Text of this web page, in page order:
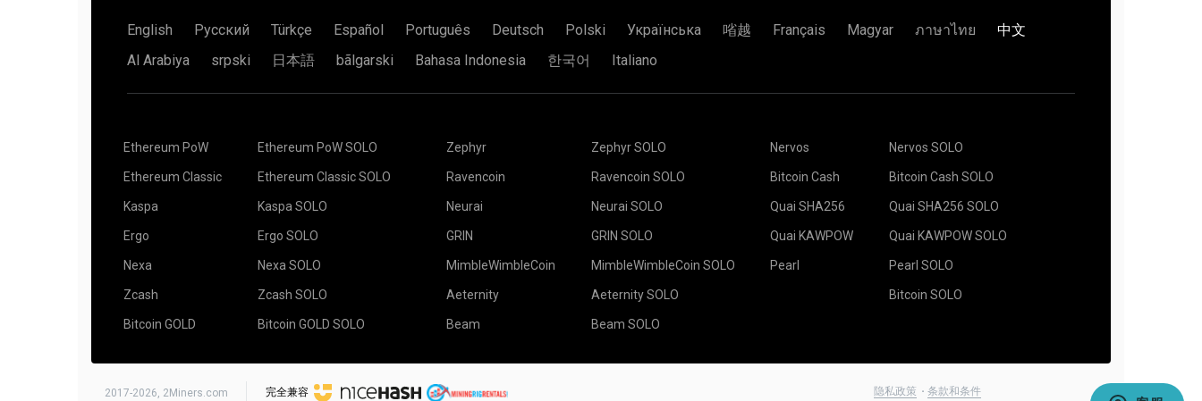
English Русский Türkçe Español Português Deutsch Polski Українська 㗂越 Français Magyar ภาษาไทย
中文
Al Arabiya
srpski 日本語 bãlgarski Bahasa Indonesia 한국어 Italiano
Ethereum PoW
Ethereum Classic
Kaspa
Ergo
Nexa
Zcash
Bitcoin GOLD
Ethereum PoW SOLO
Ethereum Classic SOLO
Kaspa SOLO
Ergo SOLO
Nexa SOLO
Zcash SOLO
Bitcoin GOLD SOLO
Zephyr
Ravencoin
Neurai
GRIN
MimbleWimbleCoin
Aeternity
Beam
Zephyr SOLO
Ravencoin SOLO
Neurai SOLO
GRIN SOLO
MimbleWimbleCoin SOLO
Aeternity SOLO
Beam SOLO
Nervos
Bitcoin Cash
Quai SHA256
Quai KAWPOW
Pearl
Nervos SOLO
Bitcoin Cash SOLO
Quai SHA256 SOLO
Quai KAWPOW SOLO
Pearl SOLO
Bitcoin SOLO
2017-2026, 2Miners.com 完全兼容 隐私政策 条款和条件